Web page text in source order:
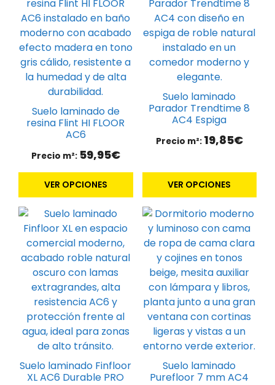
Suelo laminado de
resina Flint HI FLOOR
AC6
Precio m²: 59,95€
VER OPCIONES
tiene
múltiples
variantes.
Las
opciones
pueden
elegir
producto
Suelo laminado
Parador Trendtime 8
AC4 Espiga
Precio m²: 19,85€
VER OPCIONES
tiene
múltiples
variantes.
Las
opciones
pueden
producto
Suelo laminado Finfloor
XL AC6 Durable PRO
Este
producto
tiene
múltiples
variantes.
Las
opciones
se
pueden
elegir
en
Suelo laminado
Purefloor 7 mm AC4
Este
producto
tiene
múltiples
variantes.
Las
opciones
se
pueden
elegir